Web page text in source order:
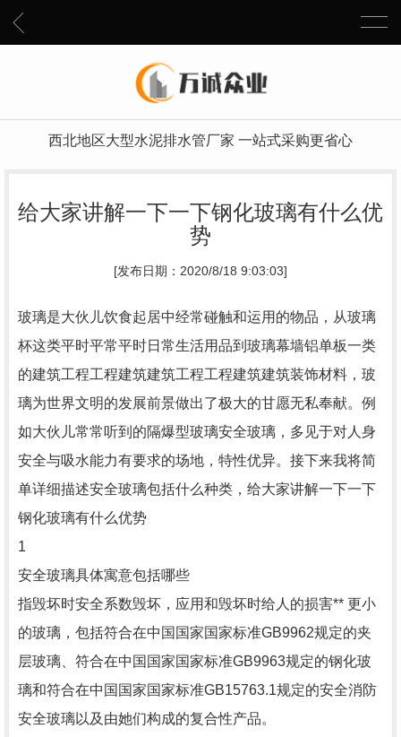
西北地区大型水泥排水管厂家 一站式采购更省心
给大家讲解一下一下钢化玻璃有什么优
势
[发布日期：2020/8/18 9:03:03]
玻璃是大伙儿饮食起居中经常碰触和运用的物品，从玻璃
杯这类平时平常平时日常生活用品到玻璃幕墙铝单板一类
的建筑工程工程建筑建筑工程工程建筑建筑装饰材料，玻
璃为世界文明的发展前景做出了极大的甘愿无私奉献。例
如大伙儿常常听到的隔爆型玻璃安全玻璃，多见于对人身
安全与吸水能力有要求的场地，特性优异。接下来我将简
单详细描述安全玻璃包括什么种类，给大家讲解一下一下
钢化玻璃有什么优势
1
安全玻璃具体寓意包括哪些
指毁坏时安全系数毁坏，应用和毁坏时给人的损害** 更小
的玻璃，包括符合在中国国家国家标准GB9962规定的夹
层玻璃、符合在中国国家国家标准GB9963规定的钢化玻
璃和符合在中国国家国家标准GB15763.1规定的安全消防
安全玻璃以及由她们构成的复合性产品。